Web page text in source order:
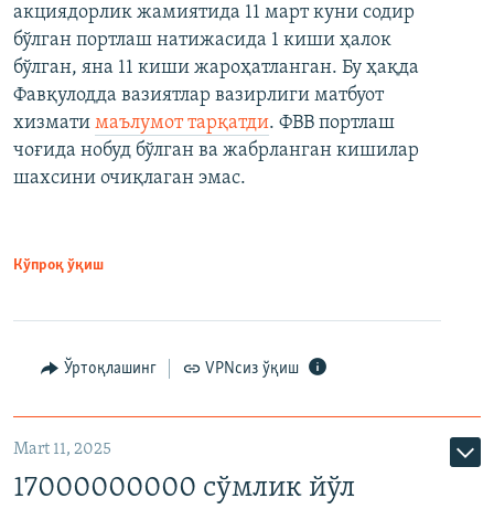
акциядорлик жамиятида 11 март куни содир
бўлган портлаш натижасида 1 киши ҳалок
бўлган, яна 11 киши жароҳатланган. Бу ҳақда
Фавқулодда вазиятлар вазирлиги матбуот
хизмати маълумот тарқатди. ФВВ портлаш
чоғида нобуд бўлган ва жабрланган кишилар
шахсини очиқлаган эмас.
Кўпроқ ўқиш
Ўртоқлашинг VPNсиз ўқиш
Mart 11, 2025
17000000000 сўмлик йўл